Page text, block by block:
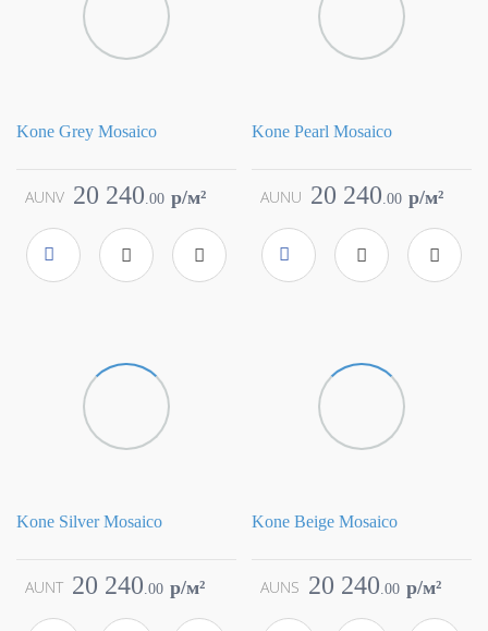
Kone Grey Mosaico
Atlas Concorde
Страна
Италия
Размер
Цвет
серый
Поверхность
матовая
20 240.00 p/м²
AUNV
Kone Pearl Mosaico
Atlas Concorde
Страна
Италия
Размер
Цвет
серый
Поверхность
матовая
20 240.00 p/м²
AUNU
Kone Silver Mosaico
Atlas Concorde
Страна
Италия
Размер
20 240.00 p/м²
AUNT
Kone Beige Mosaico
Atlas Concorde
Страна
Италия
Размер
20 240.00 p/м²
AUNS